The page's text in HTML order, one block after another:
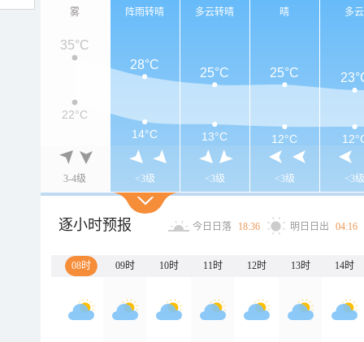
雾
3-4级
阵雨转晴
<3级
多云转晴
<3级
晴
<3级
多云
<3级
35°C
28°C
25°C 25°C
22°C
14°C
13°C 12°C
逐小时预报 今日日落 18:36 明日日出 04:16
08时 09时 10时 11时 12时 13时 14时